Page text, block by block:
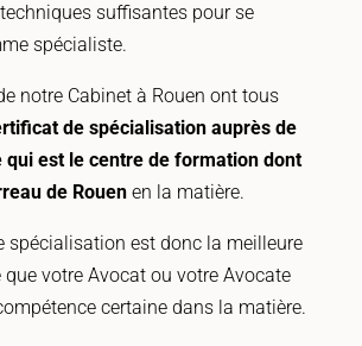
suffisantes pour se
spécialiste.
notre Cabinet à Rouen ont tous
de spécialisation auprès de
qui est le centre de formation dont
de Rouenen la matière.
spécialisation est donc la meilleure
que votre Avocat ou votre Avocate
certaine dans la matière.